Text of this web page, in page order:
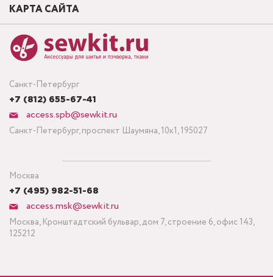
Санкт-Петербург
+7 (812) 655-67-41
access.spb@sewkit.ru
Санкт-Петербург, проспект Шаумяна, 10к1, 195027
Москва
+7 (495) 982-51-68
access.msk@sewkit.ru
Москва, Кронштадтский бульвар, дом 7, строение 6, офис 143,
125212
КАРТА САЙТА